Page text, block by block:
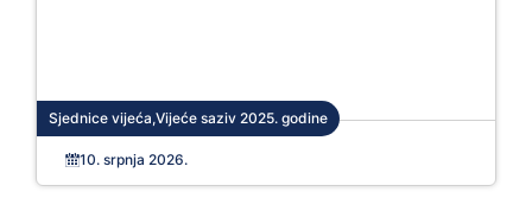
Sjednice vijeća,Vijeće saziv 2025. godine
10. srpnja 2026.